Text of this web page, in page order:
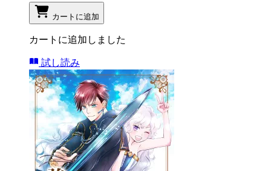
カートに追加
カートに追加しました
試し読み